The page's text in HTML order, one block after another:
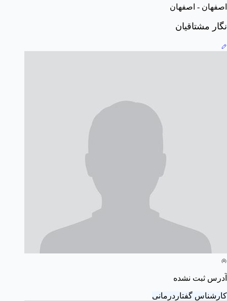
اصفهان - اصفهان
نگار مشتاقیان
آدرس ثبت نشده
کارشناس گفتاردرمانی